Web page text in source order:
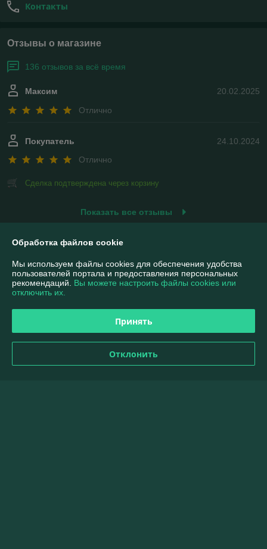
Контакты
Отзывы о магазине
136 отзывов за всё время
20.02.2025
Максим
Отлично
24.10.2024
Покупатель
Отлично
Сделка подтверждена через корзину
Показать все отзывы
Контакты
Доставка и оплата
Политика обработки cookies
Обработка файлов cookie
Мы используем файлы cookies для обеспечения удобства
пользователей портала и предоставления персональных
рекомендаций. Вы можете настроить файлы cookies или
отключить их.
Принять
Отклонить